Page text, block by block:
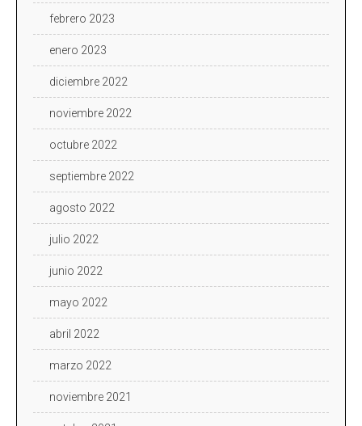
febrero 2023
enero 2023
diciembre 2022
noviembre 2022
octubre 2022
septiembre 2022
agosto 2022
julio 2022
junio 2022
mayo 2022
abril 2022
marzo 2022
noviembre 2021